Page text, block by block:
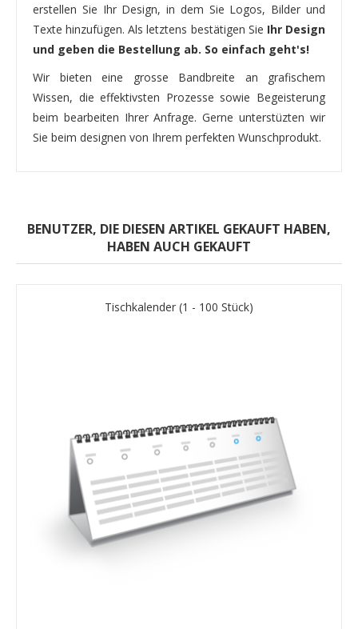
erstellen Sie Ihr Design, in dem Sie Logos, Bilder und
Texte hinzufügen. Als letztens bestätigen Sie Ihr Design
und geben die Bestellung ab. So einfach geht's!
Wir bieten eine grosse Bandbreite an grafischem
Wissen, die effektivsten Prozesse sowie Begeisterung
beim bearbeiten Ihrer Anfrage. Gerne unterstüzten wir
Sie beim designen von Ihrem perfekten Wunschprodukt.
BENUTZER, DIE DIESEN ARTIKEL GEKAUFT HABEN,
HABEN AUCH GEKAUFT
Tischkalender (1 - 100 Stück)